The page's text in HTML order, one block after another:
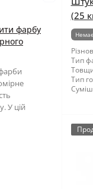
фарбу
У цій
(25
Тип
Тип